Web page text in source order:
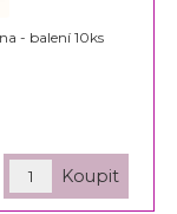
- balení 10ks